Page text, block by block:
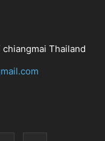
chiangmai Thailand